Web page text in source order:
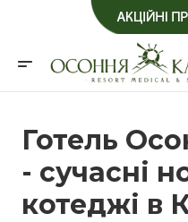
Готель
- сучасні
котеджі в